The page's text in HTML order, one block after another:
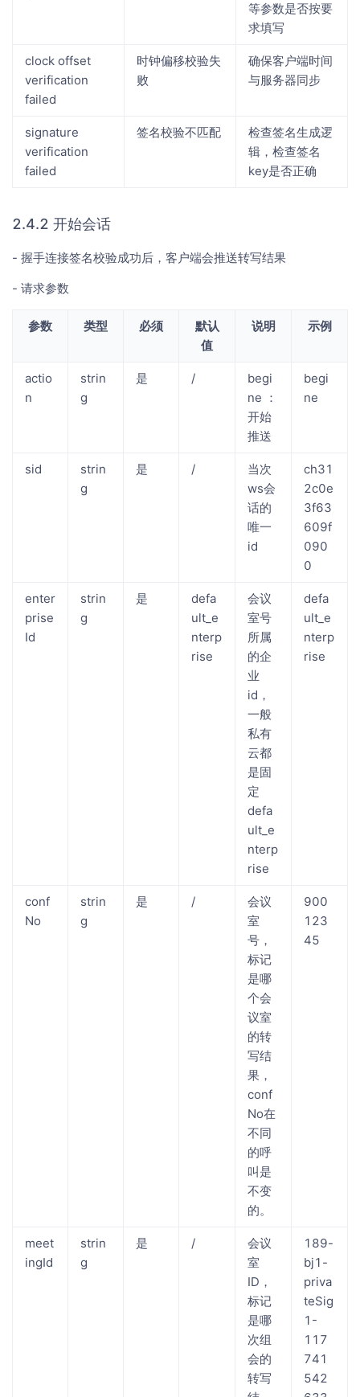
等参数是否按要
求填写
clock offset
verification
failed
时钟偏移校验失
败
确保客户端时间
与服务器同步
signature
verification
failed
签名校验不匹配
检查签名生成逻
辑，检查签名
key是否正确
2.4.2 开始会话
- 握手连接签名校验成功后，客户端会推送转写结果
- 请求参数
参数 类型 必须
默认
值
说明 示例
actio
n
strin
g
是 /
begi
ne ：
开始
推送
begi
ne
sid
strin
g
是 /
当次
ws会
话的
唯一
id
ch31
2c0e
3f63
609f
090
0
enter
prise
Id
strin
g
是
defa
ult_e
nterp
rise
会议
室号
所属
的企
业
id，
一般
私有
云都
是固
定
defa
ult_e
nterp
rise
defa
ult_e
nterp
rise
conf
No
strin
g
是 /
会议
室
号，
标记
是哪
个会
议室
的转
写结
果，
conf
No在
不同
的呼
叫是
不变
的。
900
123
45
meet
ingId
strin
g
是 /
会议
室
ID，
标记
是哪
次组
会的
转写
189-
bj1-
priva
teSig
1-
117
741
542